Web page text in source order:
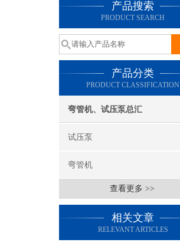
产品搜索
PRODUCT SEARCH
产品分类
PRODUCT CLASSIFICATION
弯管机、试压泵总汇
试压泵
弯管机
查看更多 >>
相关文章
RELEVANT ARTICLES